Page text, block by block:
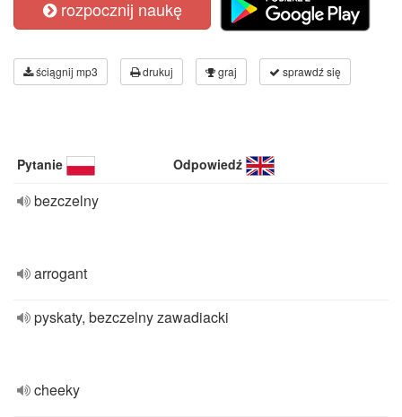
rozpocznij naukę
ściągnij mp3 drukuj graj sprawdź się
Pytanie Odpowiedź
bezczelny
arrogant
pyskaty, bezczelny zawadiacki
cheeky